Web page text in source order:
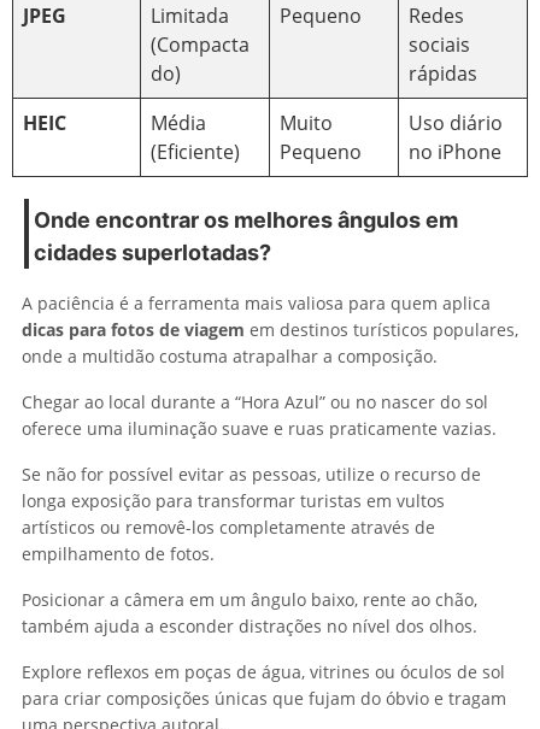
JPEG
Limitada
(Compacta
do)
Pequeno
Redes
sociais
rápidas
HEIC
Média
(Eficiente)
Muito
Pequeno
Uso diário
no iPhone
Onde encontrar os melhores ângulos em
cidades superlotadas?
A paciência é a ferramenta mais valiosa para quem aplica
dicas para fotos de viagem em destinos turísticos populares,
onde a multidão costuma atrapalhar a composição.
Chegar ao local durante a “Hora Azul” ou no nascer do sol
oferece uma iluminação suave e ruas praticamente vazias.
Se não for possível evitar as pessoas, utilize o recurso de
longa exposição para transformar turistas em vultos
artísticos ou removê-los completamente através de
empilhamento de fotos.
Posicionar a câmera em um ângulo baixo, rente ao chão,
também ajuda a esconder distrações no nível dos olhos.
Explore reflexos em poças de água, vitrines ou óculos de sol
para criar composições únicas que fujam do óbvio e tragam
uma perspectiva autoral.